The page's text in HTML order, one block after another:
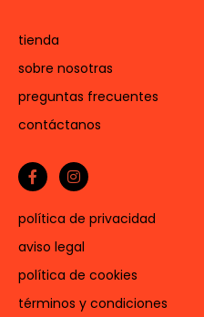
tienda
sobre nosotras
preguntas frecuentes
contáctanos
política de privacidad
aviso legal
política de cookies
términos y condiciones